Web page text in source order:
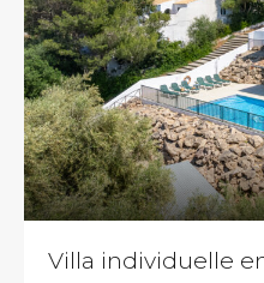
Villa individuelle